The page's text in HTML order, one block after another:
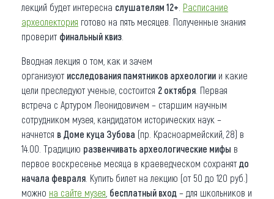
лекций будет интересна слушателям 12+ Расписание
археолектория готово на пять месяцев. Полученные знания
проверит финальный квиз
Вводная лекция о том, как и зачем
организуют исследования памятников археологии и какие
цели преследуют ученые, состоится 2 октября . Первая
встреча с Артуром Леонидовичем – старшим научным
сотрудником музея, кандидатом исторических наук –
начнется в Доме куца Зубова (пр. Красноармейский, 28) в
14.00. Традицию развенчивать археологические мифы в
первое воскресенье месяца в краеведческом сохранят до
начала февраля . Купить билет на лекцию (от 50 до 120 руб.)
можно на сайте музея бесплатный вход – для школьников и